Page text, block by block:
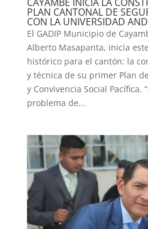
PLAN CANTONAL DE
CON LA UNIVERSIDAD
El GADIP Municipio de
Alberto Masapanta, inicia
histórico para el cantón: la
y técnica de su primer Plan
y Convivencia Social Pacífica.
problema de...